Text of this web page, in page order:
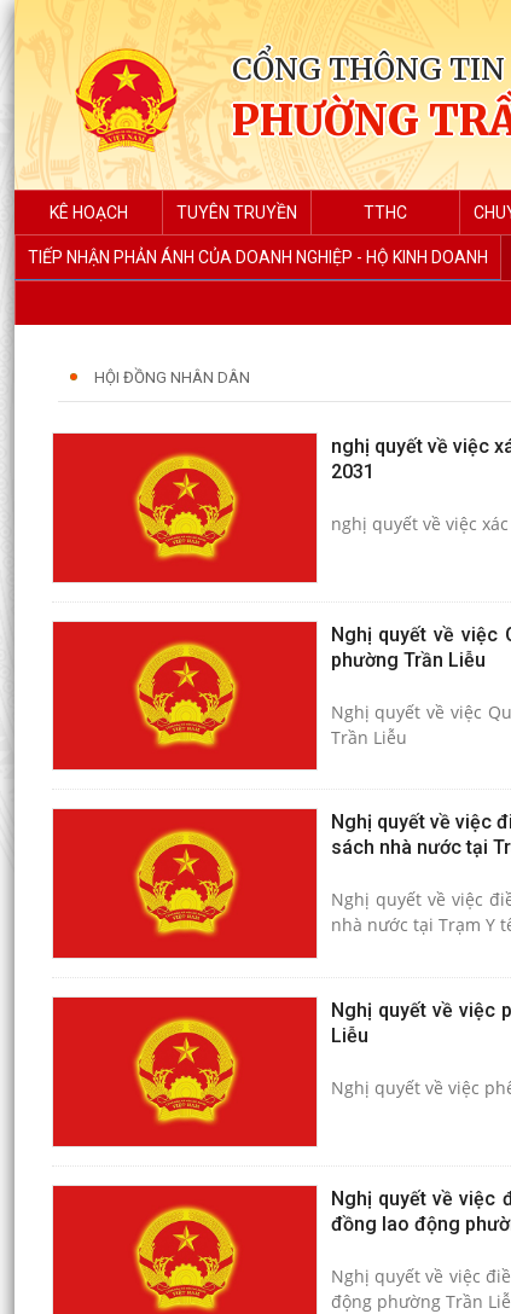
CỔNG THÔNG
PHƯỜNG
KÊ HOẠCH TUYÊN TRUYỀN TTHC
TIẾP NHẬN PHẢN ÁNH CỦA DOANH NGHIỆP - HỘ KINH DOANH
HỘI ĐỒNG NHÂN DÂN
nghị quyết về việc
2031
nghị quyết về việc
Nghị quyết về việc
phường Trần Liễu
Nghị quyết về việc
Trần Liễu
Nghị quyết về việc
sách nhà nước tại
Nghị quyết về việc
nhà nước tại Trạm Y
Nghị quyết về việc
Liễu
Nghị quyết về việc
Nghị quyết về việc
đồng lao động
Nghị quyết về việc
động phường Trần